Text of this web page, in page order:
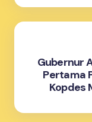
Gubernur
Pertama
Kopdes